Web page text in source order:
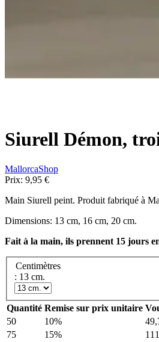
Siurell Démon,
MallorcaShop
Prix: 9,95 €
Main Siurell peint. Produit fabriqué à
Dimensions: 13 cm, 16 cm, 20 cm.
Fait à la main, ils prennent 15 jours
Centimètres
: 13 cm.
Quantité Remise sur prix unitaire
50
10%
75
15%